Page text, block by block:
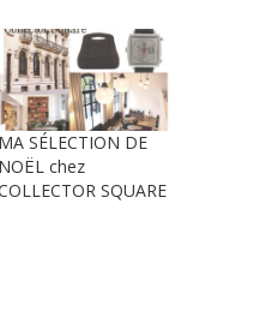
MA SÉLECTION DE
NOËL chez
SQUARE